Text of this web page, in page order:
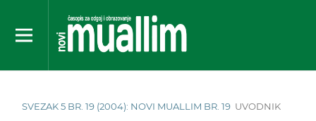
SVEZAK 5 BR. 19 (2004): NOVI MUALLIM BR. 19 UVODNIK